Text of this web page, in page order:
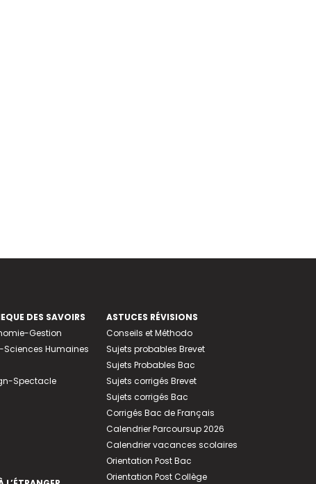
DES SAVOIRS
Gestion
Sciences Humaines
Spectacle
ASTUCES RÉVISIONS
Conseils et Méthodo
Sujets probables Brevet
Sujets Probables Bac
Sujets corrigés Brevet
Sujets corrigés Bac
Corrigés Bac de Français
Calendrier Parcoursup 2026
Calendrier vacances scolaires
Orientation Post Bac
Orientation Post Collège